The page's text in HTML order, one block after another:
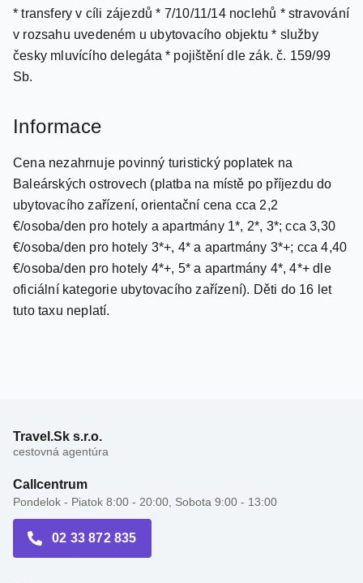
* leteckou dopravu v turistické třídě včetně tax a příplatků
* transfery v cíli zájezdů * 7/10/11/14 noclehů * stravování
Informace
Cena nezahrnuje povinný turistický poplatek na
Baleárských ostrovech (platba na místě po příjezdu do
ubytovacího zařízení, orientační cena cca 2,2
€/osoba/den pro hotely a apartmány 1*, 2*, 3*; cca 3,30
€/osoba/den pro hotely 3*+, 4* a apartmány 3*+; cca 4,40
€/osoba/den pro hotely 4*+, 5* a apartmány 4*, 4*+ dle
cestovná agentúra
Callcentrum
Pondelok - Piatok 8:00 - 20:00, Sobota 9:00 - 13:00